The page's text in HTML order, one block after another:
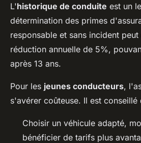
L'historique de conduite est un
détermination des primes
responsable et sans incident
réduction annuelle de 5%,
après 13 ans.
Pour les jeunes conducteurs,
s'avérer coûteuse. Il est conseillé
Choisir un véhicule adapté,
bénéficier de tarifs plus